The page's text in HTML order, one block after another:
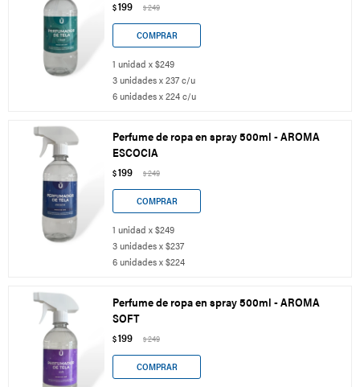
$199 $249
1 unidad x $249
3 unidades x 237 c/u
6 unidades x 224 c/u
Perfume de ropa en spray 500ml - AROMA
ESCOCIA
$199 $249
1 unidad x $249
3 unidades x $237
6 unidades x $224
Perfume de ropa en spray 500ml - AROMA
SOFT
$199 $249